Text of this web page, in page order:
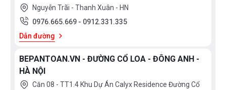
Nguyễn Trãi - Thanh Xuân - HN
0976.665.669 - 0912.331.335
Dẫn đường
BEPANTOAN.VN - ĐƯỜNG CỔ LOA - ĐÔNG ANH -
HÀ NỘI
Căn 08 - TT1.4 Khu Dự Án Calyx Residence Đường Cổ